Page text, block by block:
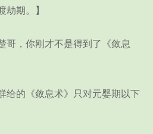
劫期。】
，你刚才不是得到了《敛息
的《敛息术》只对元婴期以下